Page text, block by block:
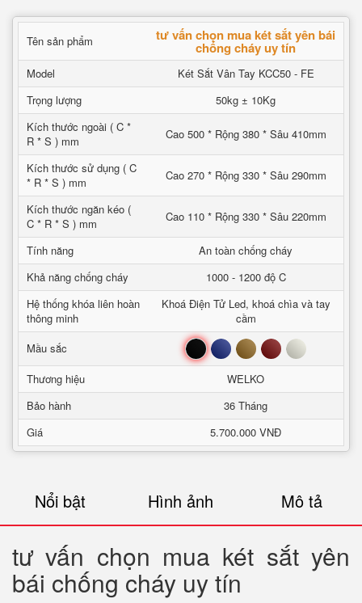
Tên sản phẩm tư vấn chọn mua két sắt yên bái
chống cháy uy tín
Model
Két Sắt Vân Tay KCC50 - FE
Trọng lượng
50kg ± 10Kg
Kích thước ngoài ( C *
R * S ) mm
Cao 500 * Rộng 380 * Sâu 410mm
Kích thước sử dụng ( C
* R * S ) mm
Cao 270 * Rộng 330 * Sâu 290mm
Kích thước ngăn kéo (
C * R * S ) mm
Cao 110 * Rộng 330 * Sâu 220mm
Tính năng
An toàn chống cháy
Khả năng chống cháy
1000 - 1200 độ C
Hệ thống khóa liên hoàn
thông minh
Khoá Điện Tử Led, khoá chìa và tay
cầm
Mầu sắc
Đen Xanh Nâu Đỏ Trắng
Thương hiệu
WELKO
Bảo hành
36 Tháng
Giá
5.700.000 VNĐ
Nổi bật Hình ảnh Mô tả
tư vấn chọn mua két sắt yên
bái chống cháy uy tín